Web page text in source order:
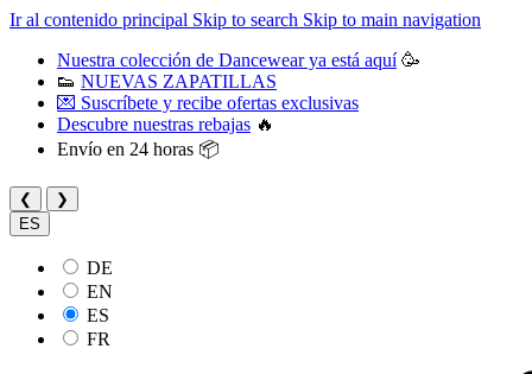
Ir al contenido principal Skip to search Skip to main navigation
Nuestra colección de Dancewear ya está aquí🥳
👟 NUEVAS ZAPATILLAS
💌 Suscríbete y recibe ofertas exclusivas
Descubre nuestras rebajas 🔥
Envío en 24 horas 📦
❮
❯
ES
DE
EN
ES
FR